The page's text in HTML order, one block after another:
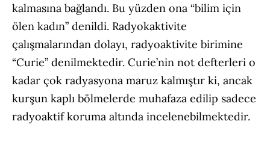
kalmasına bağlandı. Bu yüzden ona “bilim için
ölen kadın” denildi. Radyokaktivite
çalışmalarından dolayı, radyoaktivite birimine
“Curie” denilmektedir. Curie’nin not defterleri o
kadar çok radyasyona maruz kalmıştır ki, ancak
kurşun kaplı bölmelerde muhafaza edilip sadece
radyoaktif koruma altında incelenebilmektedir.